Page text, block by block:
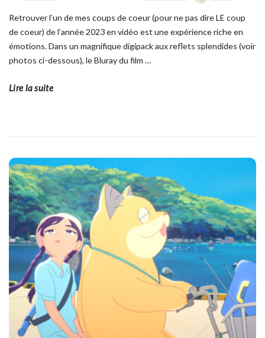
Retrouver l’un de mes coups de coeur (pour ne pas dire LE coup
de coeur) de l’année 2023 en vidéo est une expérience riche en
émotions. Dans un magnifique digipack aux reflets splendides (voir
photos ci-dessous), le Bluray du film …
Lire la suite